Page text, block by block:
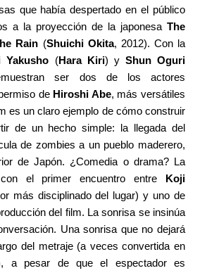
que había despertado en el público
a la proyección de la japonesa The
Rain (Shuichi Okita, 2012). Con la
Yakusho (Hara Kiri) y Shun Oguri
ser dos de los actores
de Hiroshi Abe, más versátiles
es un claro ejemplo de cómo construir
de un hecho simple: la llegada del
de zombies a un pueblo maderero,
de Japón. ¿Comedia o drama? La
el primer encuentro entre Koji
más disciplinado del lugar) y uno de
del film. La sonrisa se insinúa
Una sonrisa que no dejará
del metraje (a veces convertida en
a pesar de que el espectador es